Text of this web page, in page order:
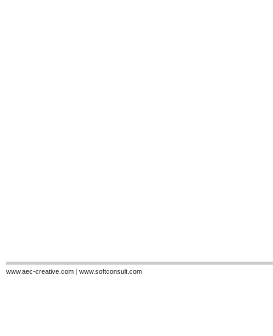
www.aec-creative.com | www.softconsult.com